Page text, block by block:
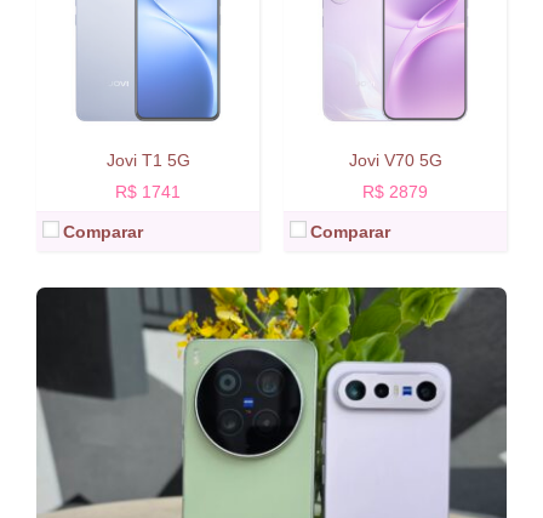
Jovi T1 5G
R$ 1741
Comparar
Jovi V70 5G
R$ 2879
Comparar